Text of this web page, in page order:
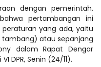
dengan pemerintah,
pertambangan ini
yang ada, yaitu
tambang) atau sepanjang
dalam Rapat Dengar
DPR, Senin (24/11).